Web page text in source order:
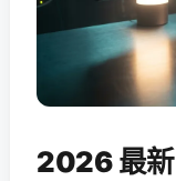
2026 最